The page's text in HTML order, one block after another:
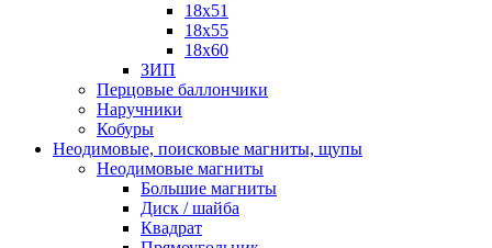
18х51
18х55
18х60
ЗИП
Перцовые баллончики
Наручники
Кобуры
Неодимовые, поисковые магниты, щупы
Неодимовые магниты
Большие магниты
Диск / шайба
Квадрат